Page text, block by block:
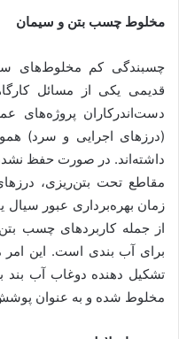
مخلوط چسب بتن و سیمان
چسبندگی کم مخلوط‌های
قدیمی یکی از مسائل
دست‌اندرکاران پروژه‌های
(درزهای اجرایی و سرد)
داشته‌اند. در صورت حفظ نشدن
مقاطع تحت بتن‌ریزی،
زمان بهره‌برداری عبور
از جمله کاربردهای چسب
برای آب بندی است. این امر
تشکیل دهنده دوغاب آب بند
مخلوط شده و به عنوان